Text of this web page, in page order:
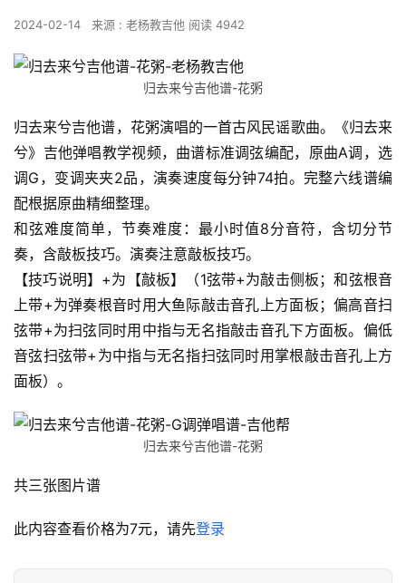
2024-02-14 来源 : 老杨教吉他 阅读 4942
归去来兮吉他谱-花粥
归去来兮吉他谱，花粥演唱的一首古风民谣歌曲。《归去来
兮》吉他弹唱教学视频，曲谱标准调弦编配，原曲A调，选
调G，变调夹夹2品，演奏速度每分钟74拍。完整六线谱编
配根据原曲精细整理。
和弦难度简单，节奏难度：最小时值8分音符，含切分节
奏，含敲板技巧。演奏注意敲板技巧。
【技巧说明】+为【敲板】（1弦带+为敲击侧板；和弦根音
上带+为弹奏根音时用大鱼际敲击音孔上方面板；偏高音扫
弦带+为扫弦同时用中指与无名指敲击音孔下方面板。偏低
音弦扫弦带+为中指与无名指扫弦同时用掌根敲击音孔上方
面板）。
归去来兮吉他谱-花粥
共三张图片谱
此内容查看价格为7元，请先登录